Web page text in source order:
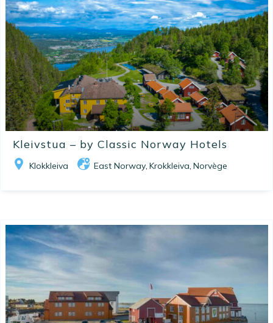
Kleivstua – by Classic Norway Hotels
Klokkleiva East Norway, Krokkleiva, Norvège